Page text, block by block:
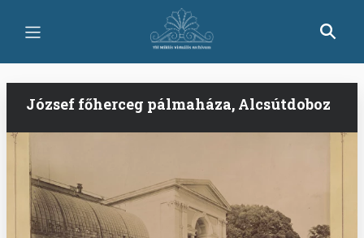
tartalomra
József főherceg pálmaháza, Alcsútdoboz